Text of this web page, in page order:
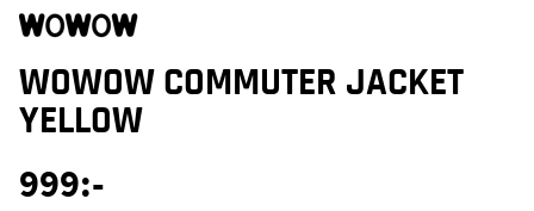
WOWOW COMMUTER JACKET
YELLOW
999:-